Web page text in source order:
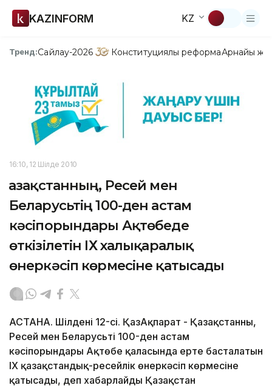
KAZINFORM KZ
Тренд:Сайлау-2026 Конституциялық реформаАрнайы
16:10, 12 Шілде 2010
Қазақстанның, Ресей мен
Беларусьтің 100-ден астам
кәсіпорындары Ақтөбеде
өткізілетін ІХ халықаралық
өнеркәсіп көрмесіне қатысады
АСТАНА. Шілденің 12-сі. ҚазАқпарат - Қазақстанның,
Ресей мен Беларусьтің 100-ден астам
кәсіпорындары Ақтөбе қаласында ертең басталатын
ІХ қазақстандық-ресейлік өнеркәсіп көрмесіне
қатысады, деп хабарлайды Қазақстан